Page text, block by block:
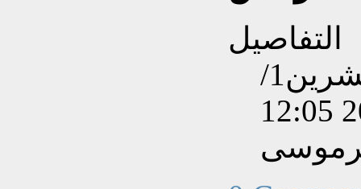
التفاصيل
تم إنشاءه بتاريخ الثلاثاء, 13 تشرين1/